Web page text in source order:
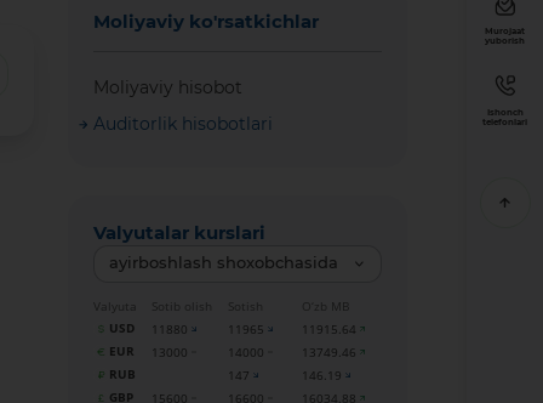
Moliyaviy ko'rsatkichlar
Moliyaviy hisobot
Auditorlik hisobotlari
Valyutalar kurslari
ayirboshlash shoxobchasida
Valyuta Sotib olish Sotish
O‘zb MB
USD
11880 11965
11915.64
EUR
13000 14000
13749.46
RUB
147
146.19
GBP
15600 16600
16034.88
Murojaat
yuborish
Ishonch
telefonlari